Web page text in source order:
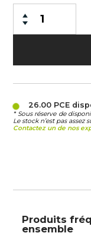
26.00 PCE
* Sous réserve de
Le stock n’est pas assez
Contactez un de nos
Produits
ensemble